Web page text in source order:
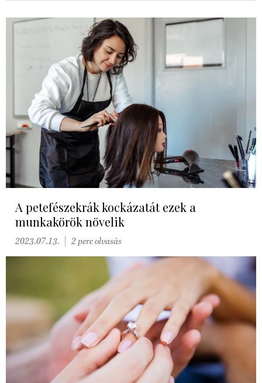
A petefészekrák kockázatát ezek a
munkakörök növelik
2023.07.13. 2 perc olvasás